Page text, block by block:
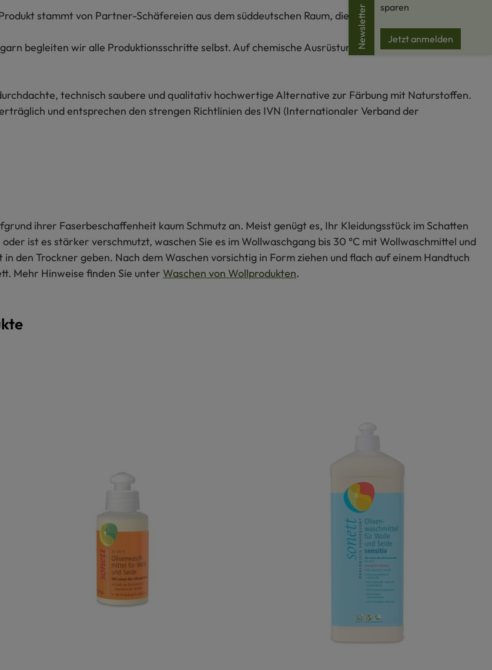
stammt von Partner-Schäfereien aus dem süddeutschen Raum, die kontrolliert biologische
begleiten wir alle Produktionsschritte selbst. Auf chemische Ausrüstung und auf das Bleichen
technisch saubere und qualitativ hochwertige Alternative zur Färbung mit Naturstoffen.
und entsprechen den strengen Richtlinien des IVN (Internationaler Verband der
ihrer Faserbeschaffenheit kaum Schmutz an. Meist genügt es, Ihr Kleidungsstück im Schatten
ist es stärker verschmutzt, waschen Sie es im Wollwaschgang bis 30 °C mit Wollwaschmittel und
den Trockner geben. Nach dem Waschen vorsichtig in Form ziehen und flach auf einem Handtuch
Mehr Hinweise finden Sie unter Waschen von Wollprodukten.
Newsletter
sparen
Jetzt anmelden